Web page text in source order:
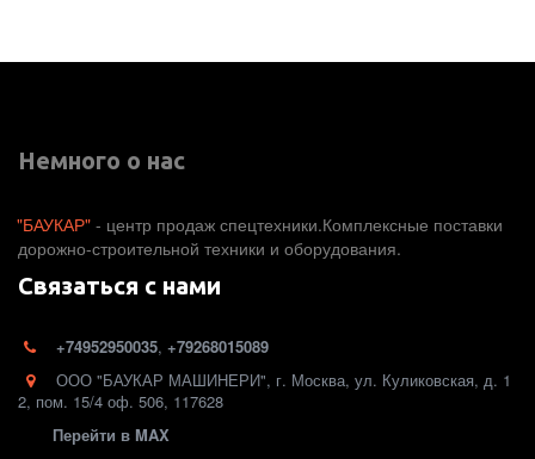
Немного о нас
"БАУКАР" - центр продаж спецтехники.Комплексные поставки
дорожно-строительной техники и оборудования.
Связаться с нами
+74952950035, +79268015089
ООО "БАУКАР МАШИНЕРИ", г. Москва, ул. Куликовская, д. 1
2, пом. 15/4 оф. 506, 117628
Перейти в MAX